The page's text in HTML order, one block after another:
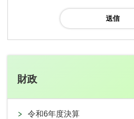
財政
令和6年度決算